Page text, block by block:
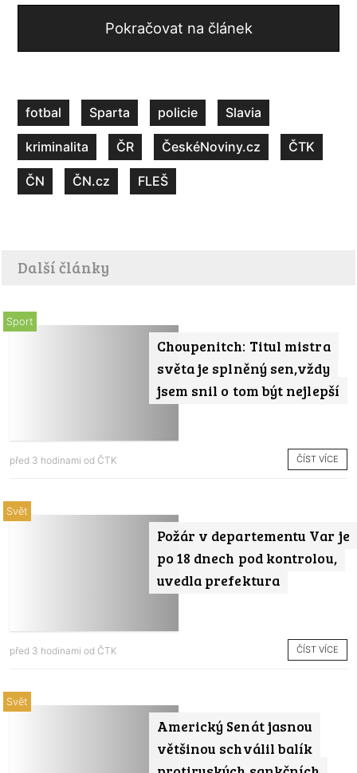
Pokračovat na článek
fotbal Sparta policie Slavia
kriminalita ČR ČeskéNoviny.cz ČTK
ČN ČN.cz FLEŠ
Další články
Choupenitch: Titul mistra
světa je splněný sen,vždy
jsem snil o tom být nejlepší
Sport
před 3 hodinami od ČTK ČÍST VÍCE
Požár v departementu Var je
po 18 dnech pod kontrolou,
uvedla prefektura
Svět
před 3 hodinami od ČTK ČÍST VÍCE
Americký Senát jasnou
většinou schválil balík
Svět